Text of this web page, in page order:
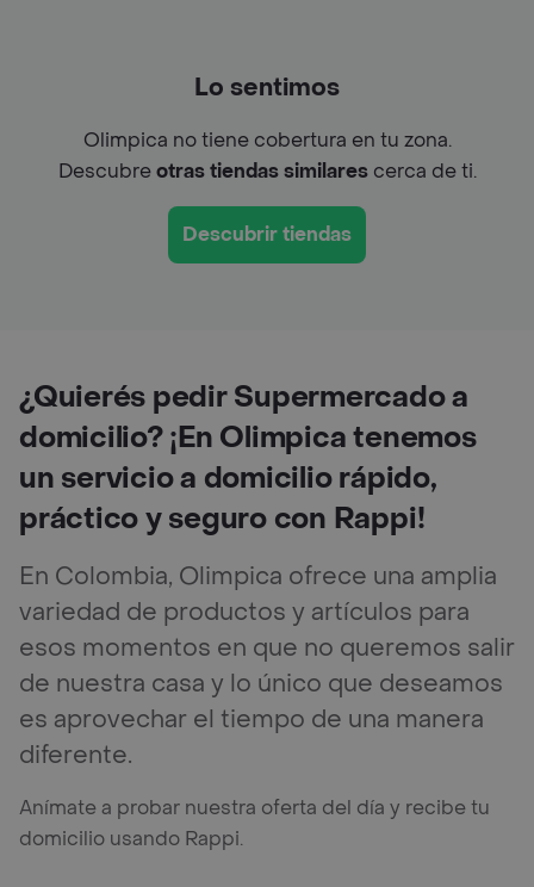
Lo sentimos
Olimpica no tiene cobertura en tu zona.
Descubreotras tiendas similarescerca de ti.
Descubrir tiendas
¿Quierés pedir Supermercado a
domicilio? ¡En Olimpica tenemos
un servicio a domicilio rápido,
práctico y seguro con Rappi!
En Colombia, Olimpica ofrece una amplia
variedad de productos y artículos para
esos momentos en que no queremos salir
de nuestra casa y lo único que deseamos
es aprovechar el tiempo de una manera
diferente.
Anímate a probar nuestra oferta del día y recibe tu
domicilio usando Rappi.